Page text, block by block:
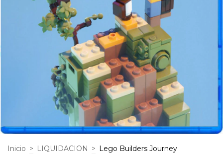
Inicio > LIQUIDACION > Lego Builders Journey